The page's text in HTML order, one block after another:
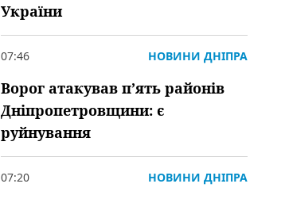
України
07:46 НОВИНИ ДНІПРА
Ворог атакував пʼять районів
Дніпропетровщини: є
руйнування
07:20 НОВИНИ ДНІПРА